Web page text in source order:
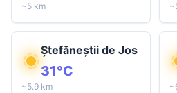
~5 km
Ștefăneștii de Jos
31°C
~5.9 km